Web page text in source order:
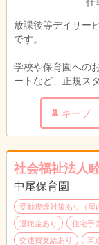
放課後等デイサー
です。
学校や保育園への
ートなど、正規ス
るお仕事です。
ブランクのある方
っています。
キープ
社会福祉法人
中尾保育園
受動喫煙対策あり（屋
退職金あり
住宅手
交通費支給あり
車